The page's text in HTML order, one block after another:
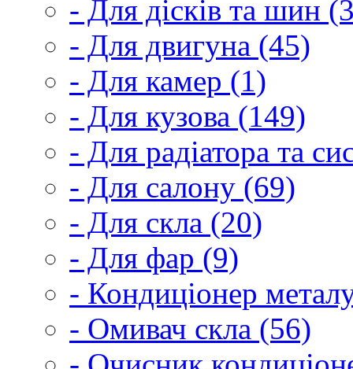
- Для дісків та шин
- Для двигуна (45)
- Для камер (1)
- Для кузова (149)
- Для радіатора та
- Для салону (69)
- Для скла (20)
- Для фар (9)
- Кондиціонер
- Омивач скла (56)